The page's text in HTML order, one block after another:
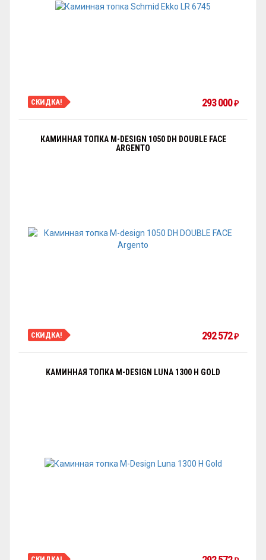
СКИДКА! 293 000 ₽
КАМИННАЯ ТОПКА M-DESIGN 1050 DH DOUBLE FACE
ARGENTO
СКИДКА! 292 572 ₽
КАМИННАЯ ТОПКА M-DESIGN LUNA 1300 H GOLD